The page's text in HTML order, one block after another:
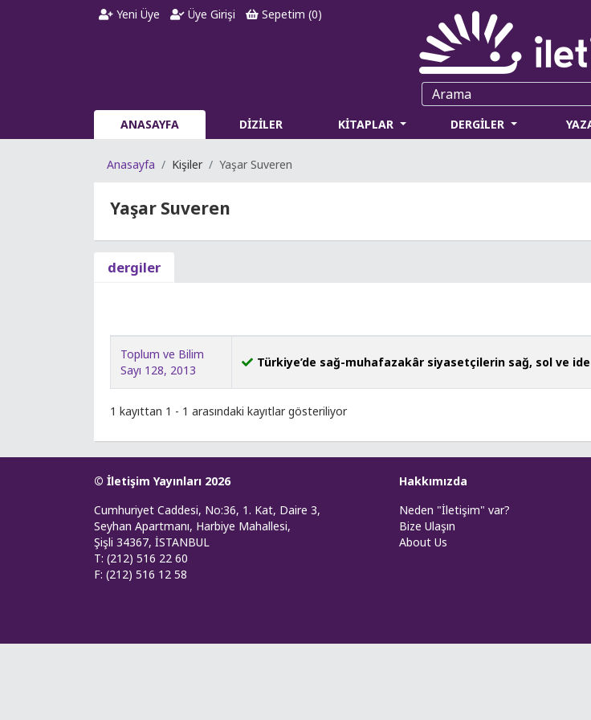
Yeni Üye Üye Girişi Sepetim (0)
ANASAYFA DİZİLER KİTAPLAR DERGİLER
Anasayfa Kişiler Yaşar Suveren
Yaşar Suveren
dergiler
Toplum ve Bilim
Sayı 128, 2013
Türkiye’de sağ-muhafazakâr siyasetçilerin sağ, sol ve
1 kayıttan 1 - 1 arasındaki kayıtlar gösteriliyor
© İletişim Yayınları 2026
Cumhuriyet Caddesi, No:36, 1. Kat, Daire 3,
Seyhan Apartmanı, Harbiye Mahallesi,
Şişli 34367, İSTANBUL
T: (212) 516 22 60
F: (212) 516 12 58
Hakkımızda
Neden "İletişim" var?
Bize Ulaşın
About Us